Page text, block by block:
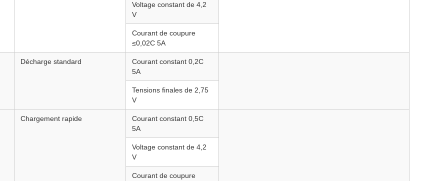
Voltage constant de 4,2
V
Courant de coupure
≤0,02C 5A
Décharge standard
Courant constant 0,2C
5A
Tensions finales de 2,75
V
Chargement rapide
Courant constant 0,5C
5A
Voltage constant de 4,2
V
Courant de coupure